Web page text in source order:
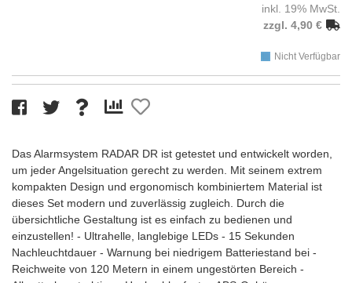
inkl. 19% MwSt.
zzgl. 4,90 €
Nicht Verfügbar
Das Alarmsystem RADAR DR ist getestet und entwickelt worden,
um jeder Angelsituation gerecht zu werden. Mit seinem extrem
kompakten Design und ergonomisch kombiniertem Material ist
dieses Set modern und zuverlässig zugleich. Durch die
übersichtliche Gestaltung ist es einfach zu bedienen und
einzustellen! - Ultrahelle, langlebige LEDs - 15 Sekunden
Nachleuchtdauer - Warnung bei niedrigem Batteriestand bei -
Reichweite von 120 Metern in einem ungestörten Bereich -